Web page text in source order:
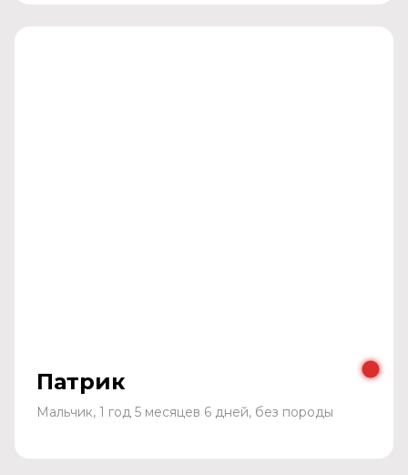
Патрик
Мальчик, 1 год 5 месяцев 6 дней, без породы